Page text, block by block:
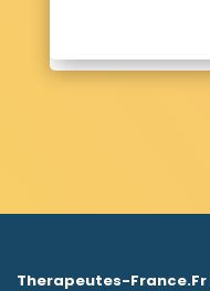
Therapeutes-France.Fr